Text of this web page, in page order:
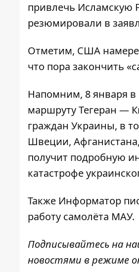
привлечь Исламскую
резюмировали в
Отметим, США
что пора закончить
Напомним, 8 января
маршруту Тегеран —
граждан Украины, в
Швеции,
получит подробную
катастрофе
Также Информатор
работу самолёта МАУ.
Подписывайтесь на
новостями в режиме